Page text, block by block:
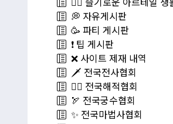
💭 자유게시판
🥳 파티 게시판
❗️ 팁 게시판
❌ 사이트 제재 내역
🗡️ 전국전사협회
🏴‍☠️ 전국해적협회
🏹 전국궁수협회
✨ 전국마법사협회